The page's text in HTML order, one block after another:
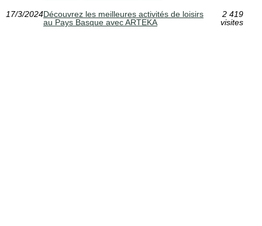
17/3/2024Découvrez les meilleures activités de loisirs
au Pays Basque avec ARTEKA
2 419
visites